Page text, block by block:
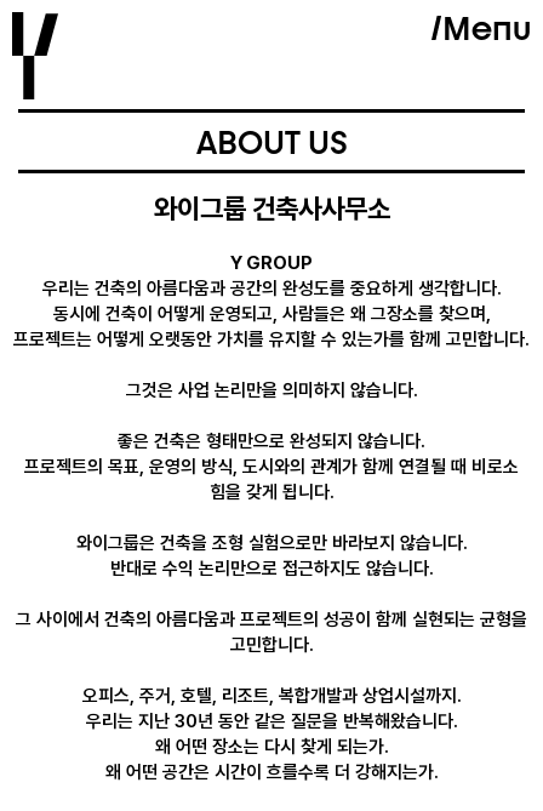
Skip
content
Menu
ABOUT US
와이그룹 건축사사무소
Y GROUP
우리는 건축의 아름다움과 공간의 완성도를 중요하게 생각합니다.
동시에 건축이 어떻게 운영되고, 사람들은 왜 그장소를 찾으며,
프로젝트는 어떻게 오랫동안 가치를 유지할 수 있는가를 함께 고민합니다.
그것은 사업 논리만을 의미하지 않습니다.
좋은 건축은 형태만으로 완성되지 않습니다.
프로젝트의 목표, 운영의 방식, 도시와의 관계가 함께 연결될 때 비로소
힘을 갖게 됩니다.
와이그룹은 건축을 조형 실험으로만 바라보지 않습니다.
반대로 수익 논리만으로 접근하지도 않습니다.
그 사이에서 건축의 아름다움과 프로젝트의 성공이 함께 실현되는 균형을
고민합니다.
오피스, 주거, 호텔, 리조트, 복합개발과 상업시설까지.
우리는 지난 30년 동안 같은 질문을 반복해왔습니다.
왜 어떤 장소는 다시 찾게 되는가.
왜 어떤 공간은 시간이 흐를수록 더 강해지는가.